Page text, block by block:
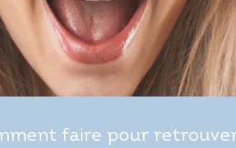
faire pour